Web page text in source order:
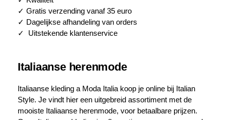
✓ Gratis verzending vanaf 35 euro
✓ Dagelijkse afhandeling van orders
✓ Uitstekende klantenservice
Italiaanse herenmode
Italiaanse kleding a Moda Italia koop je online bij Italian
Style. Je vindt hier een uitgebreid assortiment met de
mooiste Italiaanse herenmode, voor betaalbare prijzen.